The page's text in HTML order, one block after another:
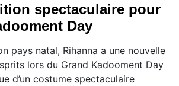
spectaculaire pour
Day
pays natal, Rihanna a une nouvelle
lors du Grand Kadooment Day
d’un costume spectaculaire